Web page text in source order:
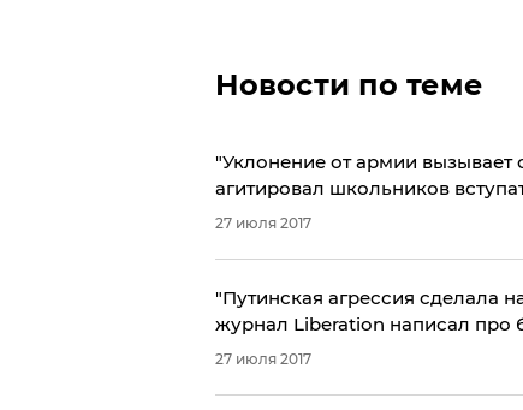
Новости по теме
​"Уклонение от армии вызывает
агитировал школьников
27 июля 2017
"Путинская агрессия сделала
журнал Liberation написал про
27 июля 2017